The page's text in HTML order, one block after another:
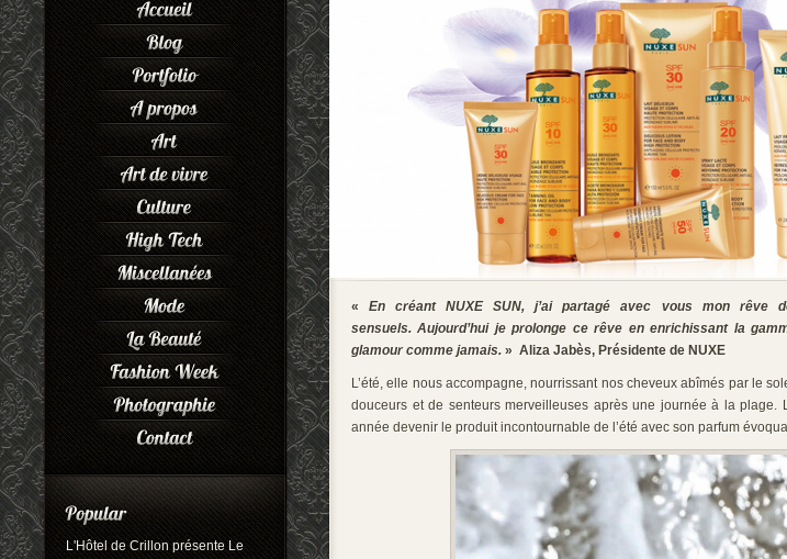
L'Hôtel de Crillon présente Le
«En créant NUXE SUN, j’ai partagé avec vous mon rêve
sensuels. Aujourd’hui je prolonge ce rêve en enrichissant la
glamour comme jamais. » Aliza Jabès, Présidente de NUXE
L’été, elle nous accompagne, nourrissant nos cheveux abîmés par le
douceurs et de senteurs merveilleuses après une journée à la plage.
année devenir le produit incontournable de l’été avec son parfum